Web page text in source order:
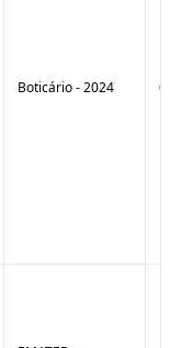
Boticário - 2024